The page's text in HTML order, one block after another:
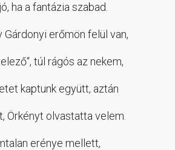
ha a fantázia szabad.
Gárdonyi erőmön felül van,
túl rágós az nekem,
kaptunk együtt, aztán
Örkényt olvastatta velem.
erénye mellett,